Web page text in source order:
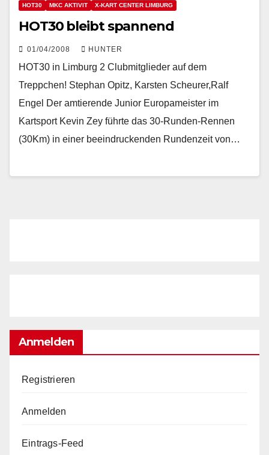
HOT30 MKC AKTIVIT X-KART CENTER LIMBURG
HOT30 bleibt spannend
01/04/2008 HUNTER
HOT30 in Limburg 2 Clubmitglieder auf dem
Treppchen! Stephan Opitz, Karsten Scheurer,Ralf
Engel Der amtierende Junior Europameister im
Kartsport Kevin Zey führte das 30-Runden-Rennen
(30Km) in einer beeindruckenden Rundenzeit von…
Anmelden
Registrieren
Anmelden
Eintrags-Feed